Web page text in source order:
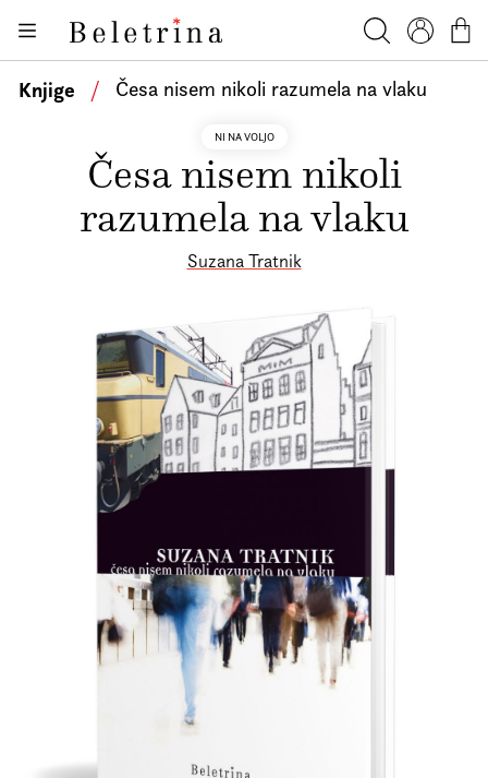
Beletrina
Knjige
Bralniki
Avtorji
Akcije
O nas
Beletrinini projekti
Kontakt
Prijava na e-novice
Knjige / Česa nisem nikoli razumela na vlaku
NI NA VOLJO
Česa nisem nikoli
razumela na vlaku
Suzana Tratnik